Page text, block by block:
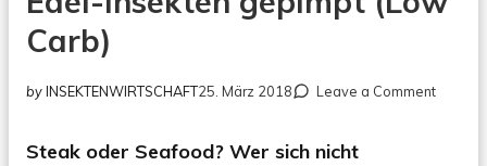
Carb)
byINSEKTENWIRTSCHAFT25. März 2018 Leave a Commenton
Steak oder Seafood? Wer sich nicht